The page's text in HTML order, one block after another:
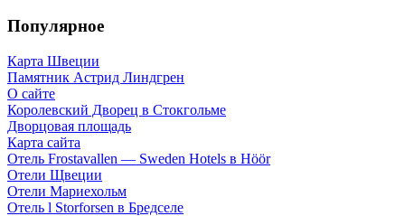
Популярное
Карта Швеции
Памятник Астрид Линдгрен
О сайте
Королевский Дворец в Стокгольме
Дворцовая площадь
Карта сайта
Отель Frostavallen — Sweden Hotels в Höör
Отели Щвеции
Отели Мариехольм
Отель l Storforsen в Бредселе